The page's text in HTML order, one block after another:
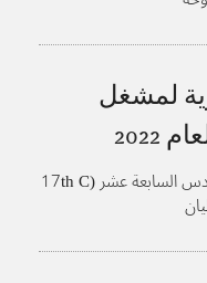
لمشغل
2022
بواسطة جائزة تشينا اوتيل ستارلايت أواردس السابعة عشر (17th C
hina